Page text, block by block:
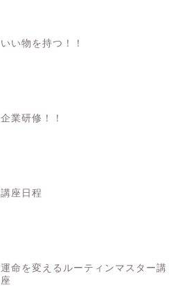
いい物を持つ！！
企業研修！！
講座日程
運命を変えるルーティンマスター講
座